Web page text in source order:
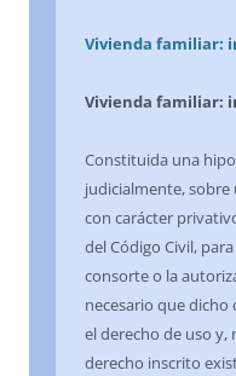
Vivienda familiar:
Vivienda familiar:
Constituida una
judicialmente,
con carácter
del Código Civil,
consorte o la
necesario que
el derecho de uso y,
derecho inscrito